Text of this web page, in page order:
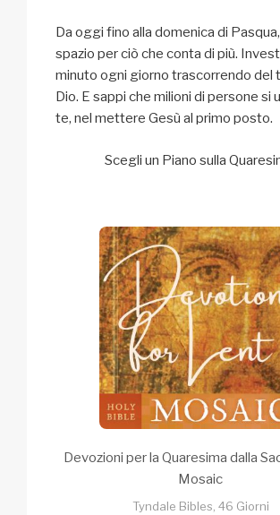
Da oggi fino alla domenica di
spazio per ciò che conta di più.
minuto ogni giorno trascorrendo del
Dio. E sappi che milioni di persone si
te, nel mettere Gesù al primo posto.
Scegli un Piano sulla
Devozioni per la Quaresima dalla
Mosaic
Tyndale Bibles, 46 Giorni